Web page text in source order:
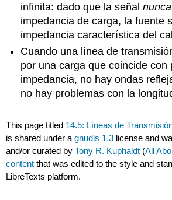
infinita: dado que la señalnunca
impedancia de carga, la fuente
impedancia característica del
Cuando una línea de
por una carga que coincide con
impedancia, no hay ondas
no hay problemas con la
This page titled 14.5: Líneas de
is shared under agnudls 1.3 license and
and/or curated byTony R. Kuphaldt (All
content that was edited to the style and
LibreTexts platform.